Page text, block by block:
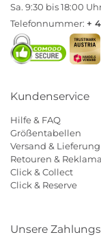
Sa. 9:30 bis 18:00
Telefonnummer: +
Kundenservice
Hilfe & FAQ
Größentabellen
Versand & Lieferung
Retouren &
Click & Collect
Click & Reserve
Unsere